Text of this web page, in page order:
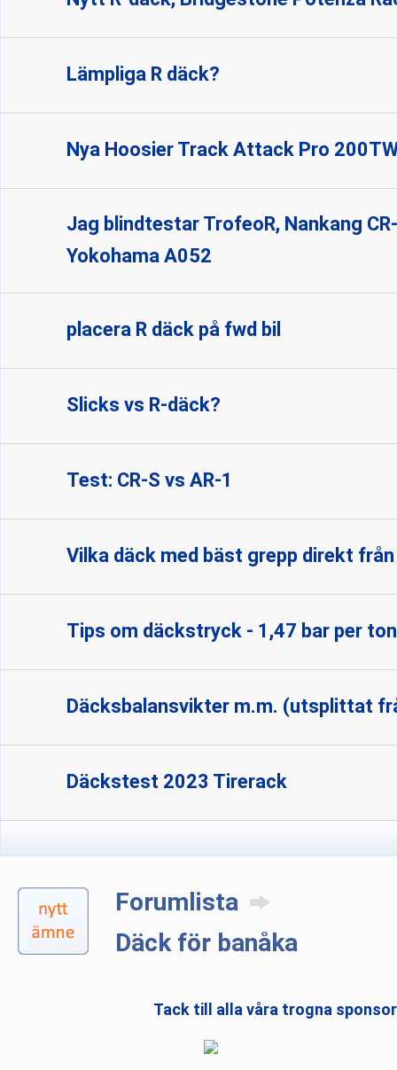
Lämpliga R däck?
Nya Hoosier Track Attack Pro
Jag blindtestar TrofeoR, Nankang
Yokohama A052
placera R däck på fwd bil
Slicks vs R-däck?
Test: CR-S vs AR-1
Vilka däck med bäst grepp direkt
Tips om däckstryck - 1,47 bar per
Däcksbalansvikter m.m. (utsplittat
Däckstest 2023 Tirerack
Forumlista
Däck för banåka
Tack till alla våra trogna